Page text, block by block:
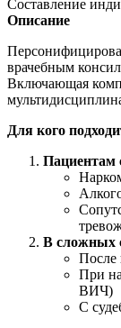
Составление
Описание
врачебным
Включающая
Для кого
Пациентам
В сложных
После
При
ВИЧ)
С